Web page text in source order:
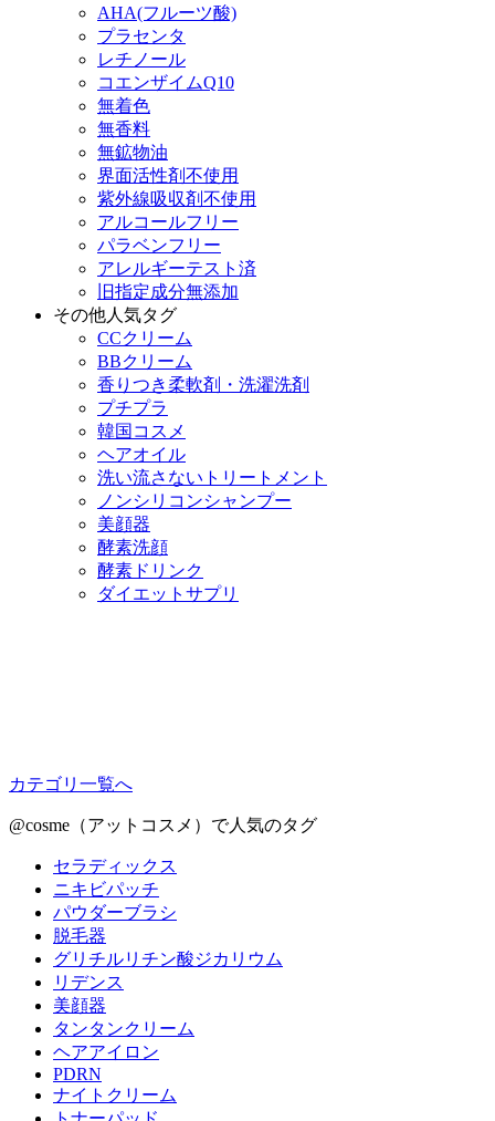
AHA(フルーツ酸)
プラセンタ
レチノール
コエンザイムQ10
無着色
無香料
無鉱物油
界面活性剤不使用
紫外線吸収剤不使用
アルコールフリー
パラベンフリー
アレルギーテスト済
旧指定成分無添加
その他人気タグ
CCクリーム
BBクリーム
香りつき柔軟剤・洗濯洗剤
プチプラ
韓国コスメ
ヘアオイル
洗い流さないトリートメント
ノンシリコンシャンプー
美顔器
酵素洗顔
酵素ドリンク
ダイエットサプリ
カテゴリ一覧へ
@cosme（アットコスメ）で人気のタグ
セラディックス
ニキビパッチ
パウダーブラシ
脱毛器
グリチルリチン酸ジカリウム
リデンス
美顔器
タンタンクリーム
ヘアアイロン
PDRN
ナイトクリーム